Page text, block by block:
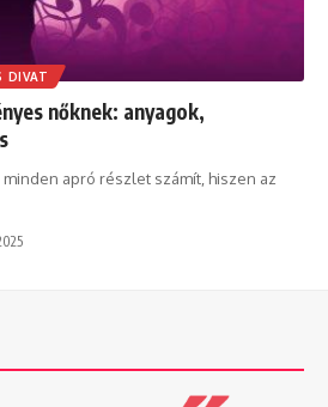
DIVAT
nőknek: anyagok,
apró részlet számít, hiszen az